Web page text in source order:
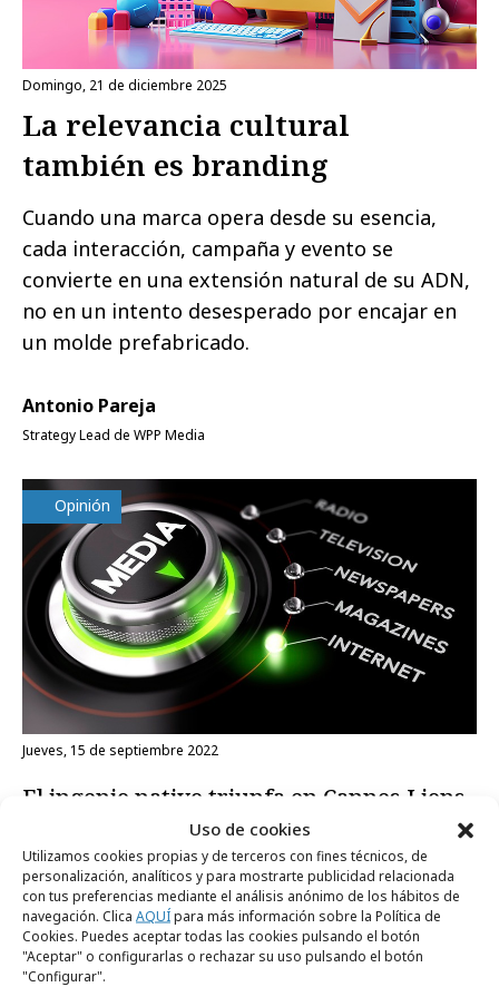
Uso de cookies
Utilizamos cookies propias y de terceros con fines técnicos, de
personalización, analíticos y para mostrarte publicidad relacionada
con tus preferencias mediante el análisis anónimo de los hábitos de
navegación. Clica AQUÍpara más información sobre la Política de
Cookies. Puedes aceptar todas las cookies pulsando el botón
"Aceptar" o configurarlas o rechazar su uso pulsando el botón
"Configurar".
domingo, 21 de diciembre 2025
La relevancia cultural
también es branding
Cuando una marca opera desde su esencia,
cada interacción, campaña y evento se
convierte en una extensión natural de su ADN,
no en un intento desesperado por encajar en
un molde prefabricado.
Antonio Pareja
Strategy Lead de WPP Media
Opinión
jueves, 15 de septiembre 2022
El ingenio nativo triunfa en Cannes Lions
Strategy Lead de WPP Media